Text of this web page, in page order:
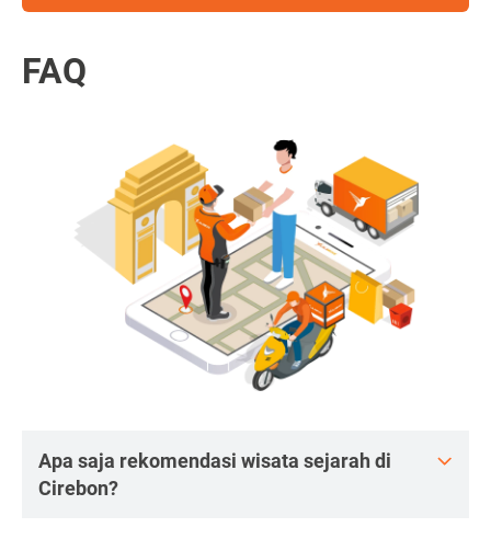
FAQ
Apa saja rekomendasi wisata sejarah di
Cirebon?